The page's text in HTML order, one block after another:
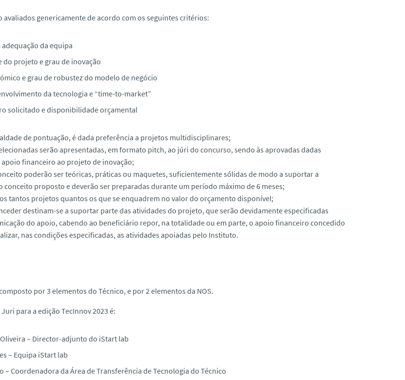
avaliados genericamente de acordo com os seguintes critérios:
da equipa
do projeto e grau de inovação
e grau de robustez do modelo de negócio
da tecnologia e “time-to-market”
solicitado e disponibilidade orçamental
de pontuação, é dada preferência a projetos multidisciplinares;
serão apresentadas, em formato pitch, ao júri do concurso, sendo às aprovadas dadas
financeiro ao projeto de inovação;
poderão ser teóricas, práticas ou maquetes, suficientemente sólidas de modo a suportar a
conceito proposto e deverão ser preparadas durante um período máximo de 6 meses;
tantos projetos quantos os que se enquadrem no valor do orçamento disponível;
destinam-se a suportar parte das atividades do projeto, que serão devidamente especificadas
do apoio, cabendo ao beneficiário repor, na totalidade ou em parte, o apoio financeiro concedido
nas condições especificadas, as atividades apoiadas pelo Instituto.
por 3 elementos do Técnico, e por 2 elementos da NOS.
para a edição TecInnov 2023 é:
– Director-adjunto do iStart lab
– Equipa iStart lab
– Coordenadora da Área de Transferência de Tecnologia do Técnico